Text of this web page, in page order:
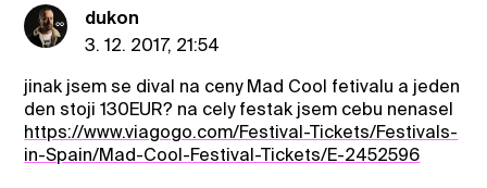
dukon
3. 12. 2017, 21:54
jinak jsem se dival na ceny Mad Cool fetivalu a jeden
den stoji 130EUR? na cely festak jsem cebu nenasel
https://www.viagogo.com/Festival-Tickets/Festivals-
in-Spain/Mad-Cool-Festival-Tickets/E-2452596